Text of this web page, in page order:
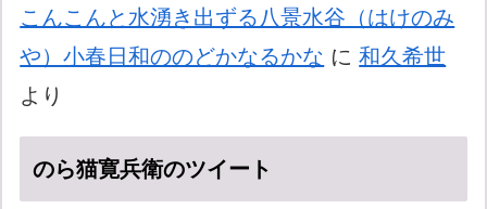
こんこんと水湧き出ずる八景水谷（はけのみ
や）小春日和ののどかなるかな に和久希世
より
のら猫寛兵衛のツイート